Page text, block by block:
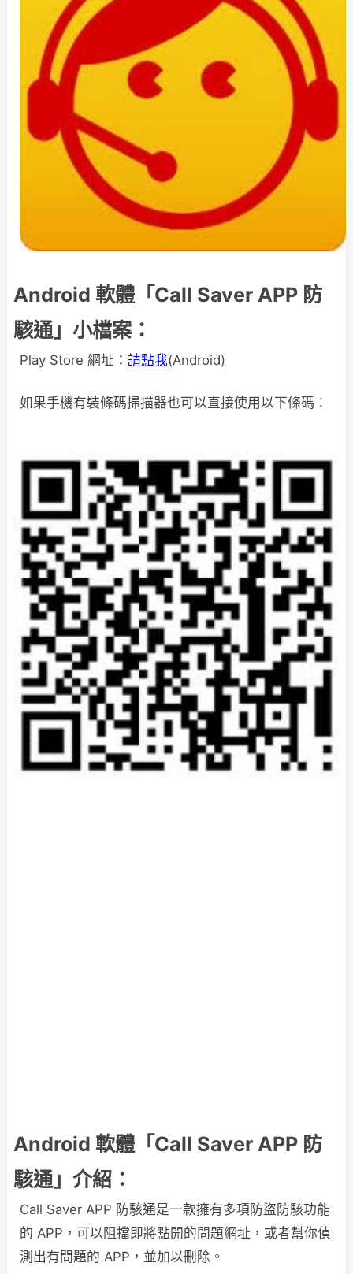
Android 軟體「Call Saver APP 防
駭通」小檔案：
Play Store 網址： 請點我(Android)
如果手機有裝條碼掃描器也可以直接使用以下條碼：
Android 軟體「Call Saver APP 防
駭通」介紹：
Call Saver APP 防駭通是一款擁有多項防盜防駭功能
的 APP，可以阻擋即將點開的問題網址，或者幫你偵
測出有問題的 APP，並加以刪除。